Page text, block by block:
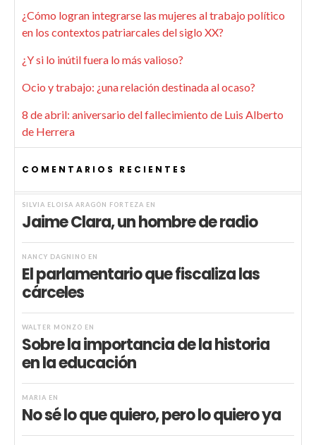
¿Cómo logran integrarse las mujeres al trabajo político
en los contextos patriarcales del siglo XX?
¿Y si lo inútil fuera lo más valioso?
Ocio y trabajo: ¿una relación destinada al ocaso?
8 de abril: aniversario del fallecimiento de Luis Alberto
de Herrera
COMENTARIOS RECIENTES
SILVIA ELOISA ARAGÓN FORTEZA EN
Jaime Clara, un hombre de radio
NANCY DAGNINO EN
El parlamentario que fiscaliza las
cárceles
WALTER MONZÓ EN
Sobre la importancia de la historia
en la educación
MARIA EN
No sé lo que quiero, pero lo quiero ya